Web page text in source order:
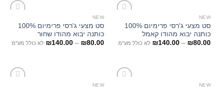
NEW
סט מצעי ג'רסי פרימיום 100%
כותנה יבוא מהודו קאמל
₪80.00
–
₪140.00 לא כולל מע"מ
NEW
סט מצעי ג'רסי פרימיום 100%
כותנה יבוא מהודו שחור
₪80.00
–
₪140.00 לא כולל מע"מ
NEW
NEW